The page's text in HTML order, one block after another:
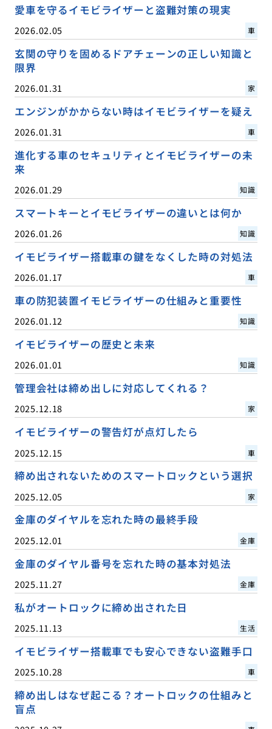
愛車を守るイモビライザーと盗難対策の現実
2026.02.05 車
玄関の守りを固めるドアチェーンの正しい知識と
限界
2026.01.31 家
エンジンがかからない時はイモビライザーを疑え
2026.01.31 車
進化する車のセキュリティとイモビライザーの未
来
2026.01.29 知識
スマートキーとイモビライザーの違いとは何か
2026.01.26 知識
イモビライザー搭載車の鍵をなくした時の対処法
2026.01.17 車
車の防犯装置イモビライザーの仕組みと重要性
2026.01.12 知識
イモビライザーの歴史と未来
2026.01.01 知識
管理会社は締め出しに対応してくれる？
2025.12.18 家
イモビライザーの警告灯が点灯したら
2025.12.15 車
締め出されないためのスマートロックという選択
2025.12.05 家
金庫のダイヤルを忘れた時の最終手段
2025.12.01 金庫
金庫のダイヤル番号を忘れた時の基本対処法
2025.11.27 金庫
私がオートロックに締め出された日
2025.11.13 生活
イモビライザー搭載車でも安心できない盗難手口
2025.10.28 車
締め出しはなぜ起こる？オートロックの仕組みと
盲点